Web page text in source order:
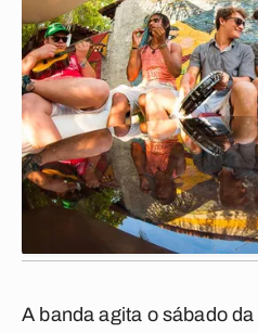
A banda agita o sábado